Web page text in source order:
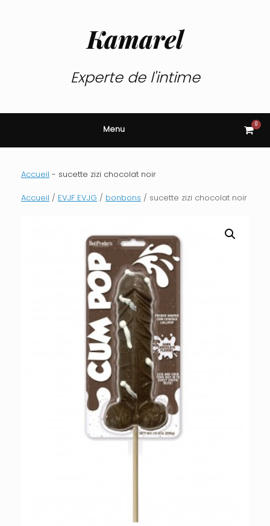
Kamarel
Experte de l'intime
Menu View
cart
0
Accueil - sucette zizi chocolat noir
Accueil / EVJF EVJG / bonbons / sucette zizi chocolat noir